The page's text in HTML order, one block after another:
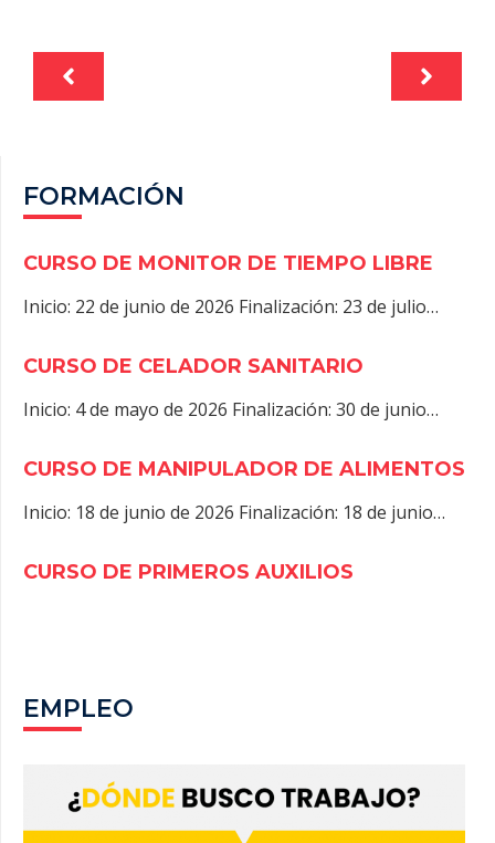
FORMACIÓN
CURSO DE MONITOR DE TIEMPO LIBRE
Inicio: 22 de junio de 2026 Finalización: 23 de julio…
CURSO DE CELADOR SANITARIO
Inicio: 4 de mayo de 2026 Finalización: 30 de junio…
CURSO DE MANIPULADOR DE ALIMENTOS
Inicio: 18 de junio de 2026 Finalización: 18 de junio…
CURSO DE PRIMEROS AUXILIOS
EMPLEO